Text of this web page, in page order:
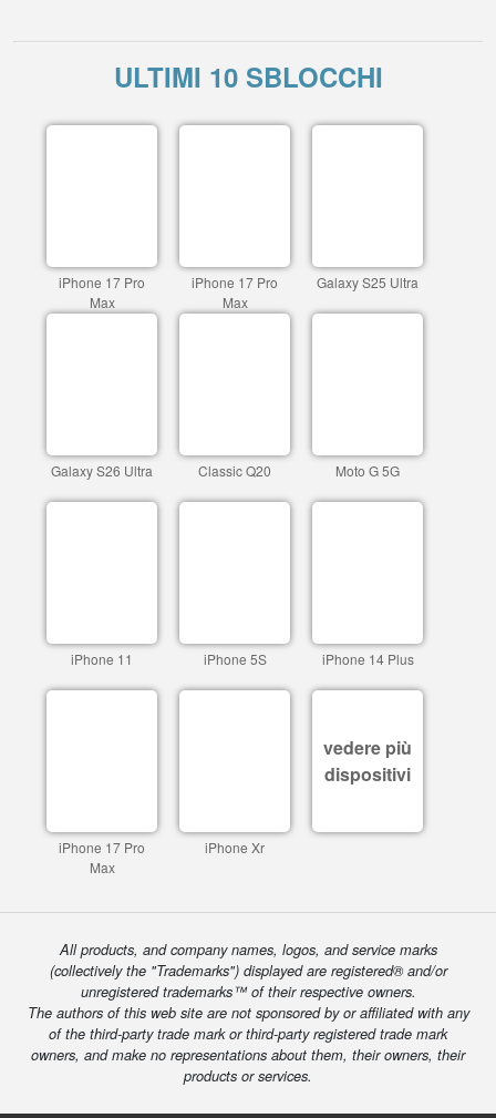
ULTIMI 10 SBLOCCHI
iPhone 17 Pro
Max
iPhone 17 Pro
Max
Galaxy S25 Ultra
Galaxy S26 Ultra Classic Q20 Moto G 5G
iPhone 11 iPhone 5S iPhone 14 Plus
iPhone 17 Pro
Max
iPhone Xr
vedere più
dispositivi
All products, and company names, logos, and service marks
(collectively the "Trademarks") displayed are registered® and/or
unregistered trademarks™ of their respective owners.
The authors of this web site are not sponsored by or affiliated with any
of the third-party trade mark or third-party registered trade mark
owners, and make no representations about them, their owners, their
products or services.